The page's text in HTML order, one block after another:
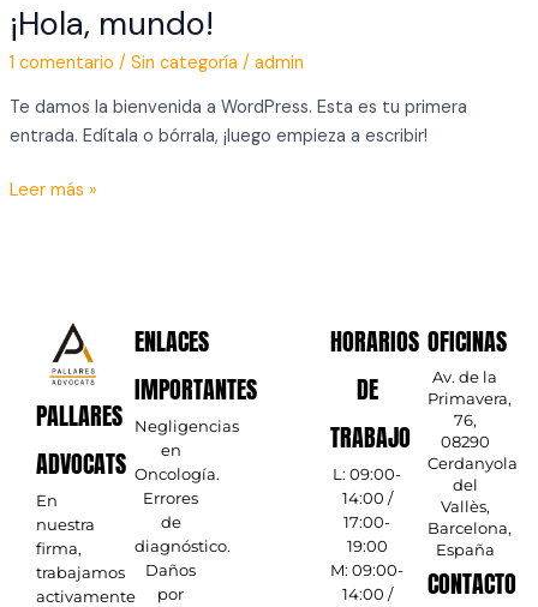
¡Hola, mundo!
1 comentario / Sin categoría / admin
Te damos la bienvenida a WordPress. Esta es tu primera
entrada. Edítala o bórrala, ¡luego empieza a escribir!
¡Hola,
mundo!
Leer más »
PALLARES
ADVOCATS
En
nuestra
firma,
trabajamos
activamente
ENLACES
IMPORTANTES
Negligencias
en
Oncología.
Errores
de
diagnóstico.
Daños
por
HORARIOS
DE
TRABAJO
L: 09:00-
14:00 /
17:00-
19:00
M: 09:00-
14:00 /
OFICINAS
Av. de la
Primavera,
76,
08290
Cerdanyola
del
Vallès,
Barcelona,
España
CONTACTO